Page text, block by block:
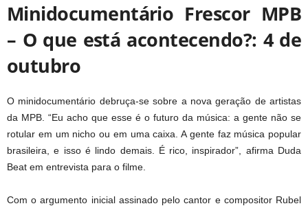
Minidocumentário Frescor MPB
– O que está acontecendo?: 4 de
outubro
O minidocumentário debruça-se sobre a nova geração de artistas
da MPB. “Eu acho que esse é o futuro da música: a gente não se
rotular em um nicho ou em uma caixa. A gente faz música popular
brasileira, e isso é lindo demais. É rico, inspirador”, afirma Duda
Beat em entrevista para o filme.
Com o argumento inicial assinado pelo cantor e compositor Rubel